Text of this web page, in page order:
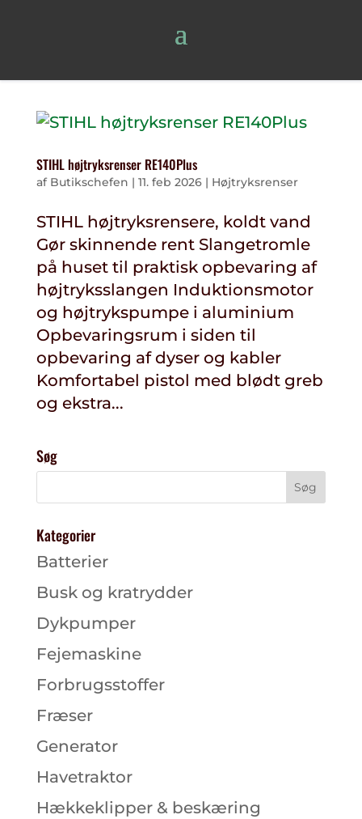
STIHL højtryksrenser RE140Plus
af Butikschefen | 11. feb 2026| Højtryksrenser
STIHL højtryksrensere, koldt vand
Gør skinnende rent Slangetromle
på huset til praktisk opbevaring af
højtryksslangen Induktionsmotor
og højtrykspumpe i aluminium
Opbevaringsrum i siden til
opbevaring af dyser og kabler
Komfortabel pistol med blødt greb
og ekstra...
Søg
Kategorier
Batterier
Busk og kratrydder
Dykpumper
Fejemaskine
Forbrugsstoffer
Fræser
Generator
Havetraktor
Hækkeklipper & beskæring